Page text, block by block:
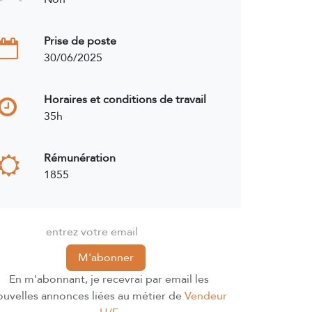
Prise de poste
30/06/2025
Horaires et conditions de travail
35h
Rémunération
1855
M'abonner
En m'abonnant, je recevrai par email les
annonces liées au métier de Vendeur